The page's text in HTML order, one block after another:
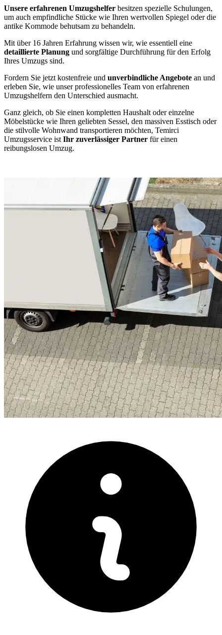
Unsere erfahrenen Umzugshelfer besitzen spezielle Schulungen,
um auch empfindliche Stücke wie Ihren wertvollen Spiegel oder die
antike Kommode behutsam zu behandeln.
Mit über 16 Jahren Erfahrung wissen wir, wie essentiell eine
detaillierte Planung und sorgfältige Durchführung für den Erfolg
Ihres Umzugs sind.
Fordern Sie jetzt kostenfreie und unverbindliche Angebote an und
erleben Sie, wie unser professionelles Team von erfahrenen
Umzugshelfern den Unterschied ausmacht.
Ganz gleich, ob Sie einen kompletten Haushalt oder einzelne
Möbelstücke wie Ihren geliebten Sessel, den massiven Esstisch oder
die stilvolle Wohnwand transportieren möchten, Temirci
Umzugsservice ist Ihr zuverlässiger Partner für einen
reibungslosen Umzug.